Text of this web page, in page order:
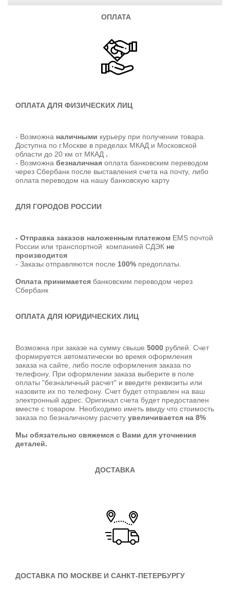
ОПЛАТА
ОПЛАТА ДЛЯ ФИЗИЧЕСКИХ ЛИЦ
- Возможна наличными курьеру при получении товара.
Доступна по г.Москве в пределах МКАД и Московской
области до 20 км от МКАД .
- Возможна безналичная оплата банковским переводом
через Сбербанк после выставления счета на почту, либо
оплата переводом на нашу банковскую карту
ДЛЯ ГОРОДОВ РОССИИ
- Отправка заказов наложенным платежом EMS почтой
России или транспортной компанией СДЭК не
производится
- Заказы отправляются после 100% предоплаты.
Оплата принимается банковским переводом через
Сбербанк
ОПЛАТА ДЛЯ ЮРИДИЧЕСКИХ ЛИЦ
Возможна при заказе на сумму свыше 5000 рублей. Счет
формируется автоматически во время оформления
заказа на сайте, либо после оформления заказа по
телефону. При оформлении заказа выберите в поле
оплаты "безналичный расчет" и введите реквизиты или
назовите их по телефону. Счет будет отправлен на ваш
электронный адрес. Оригинал счета будет предоставлен
вместе с товаром. Необходимо иметь ввиду что стоимость
заказа по безналичному расчету увеличивается на 8%
Мы обязательно свяжемся с Вами для уточнения
деталей.
ДОСТАВКА
ДОСТАВКА ПО МОСКВЕ И САНКТ-ПЕТЕРБУРГУ